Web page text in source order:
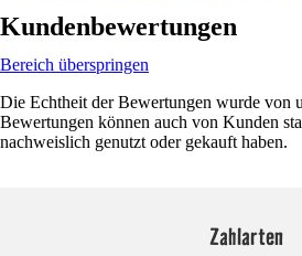
Kundenbewertungen
Bereich überspringen
Die Echtheit der Bewertungen wurde von
Bewertungen können auch von Kunden
nachweislich genutzt oder gekauft haben.
Zahlarten